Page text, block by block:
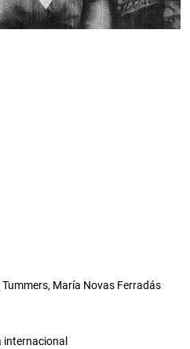
María Novas Ferradás
internacional